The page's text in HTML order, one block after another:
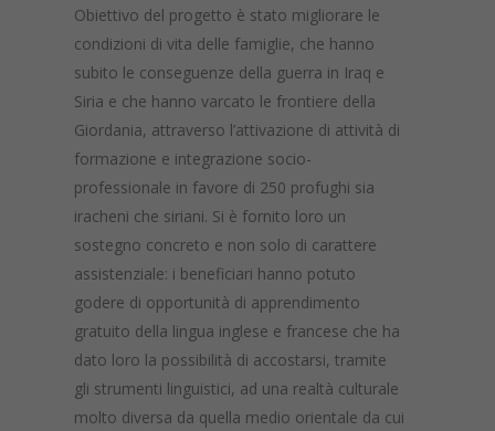
Obiettivo del progetto è stato migliorare le
condizioni di vita delle famiglie, che hanno
subito le conseguenze della guerra in Iraq e
Siria e che hanno varcato le frontiere della
Giordania, attraverso l’attivazione di attività di
formazione e integrazione socio-
professionale in favore di 250 profughi sia
iracheni che siriani. Si è fornito loro un
sostegno concreto e non solo di carattere
assistenziale: i beneficiari hanno potuto
godere di opportunità di apprendimento
gratuito della lingua inglese e francese che ha
dato loro la possibilità di accostarsi, tramite
gli strumenti linguistici, ad una realtà culturale
molto diversa da quella medio orientale da cui